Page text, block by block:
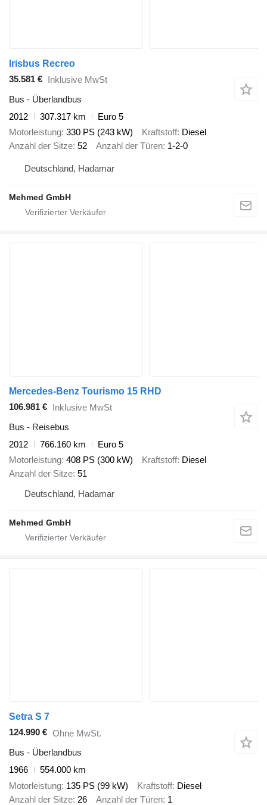
Irisbus Recreo
35.581 € Inklusive MwSt
Bus - Überlandbus
2012
307.317 km
Euro 5
Motorleistung 330 PS (243 kW) Kraftstoff Diesel
Anzahl der Sitze 52 Anzahl der Türen 1-2-0
Deutschland, Hadamar
Mehmed GmbH
Mercedes-Benz Tourismo 15 RHD
106.981 € Inklusive MwSt
Bus - Reisebus
2012
766.160 km
Euro 5
Motorleistung 408 PS (300 kW) Kraftstoff Diesel
Anzahl der Sitze 51
Deutschland, Hadamar
Mehmed GmbH
Setra S 7
124.990 € Ohne MwSt.
Bus - Überlandbus
1966
554.000 km
Motorleistung 135 PS (99 kW) Kraftstoff Diesel
Anzahl der Sitze 26 Anzahl der Türen 1